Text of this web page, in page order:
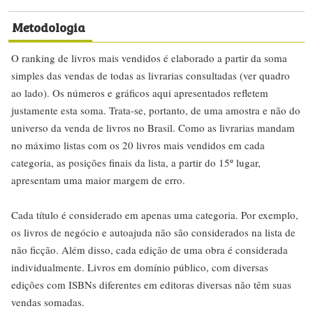
Metodologia
O ranking de livros mais vendidos é elaborado a partir da soma
simples das vendas de todas as livrarias consultadas (ver quadro
ao lado). Os números e gráficos aqui apresentados refletem
justamente esta soma. Trata-se, portanto, de uma amostra e não do
universo da venda de livros no Brasil. Como as livrarias mandam
no máximo listas com os 20 livros mais vendidos em cada
categoria, as posições finais da lista, a partir do 15º lugar,
apresentam uma maior margem de erro.
Cada título é considerado em apenas uma categoria. Por exemplo,
os livros de negócio e autoajuda não são considerados na lista de
não ficção. Além disso, cada edição de uma obra é considerada
individualmente. Livros em domínio público, com diversas
edições com ISBNs diferentes em editoras diversas não têm suas
vendas somadas.